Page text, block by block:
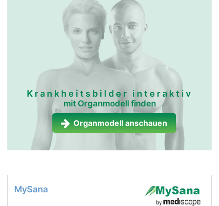
Krankheitsbilder interaktiv
mit Organmodell finden
Organmodell anschauen
MySana